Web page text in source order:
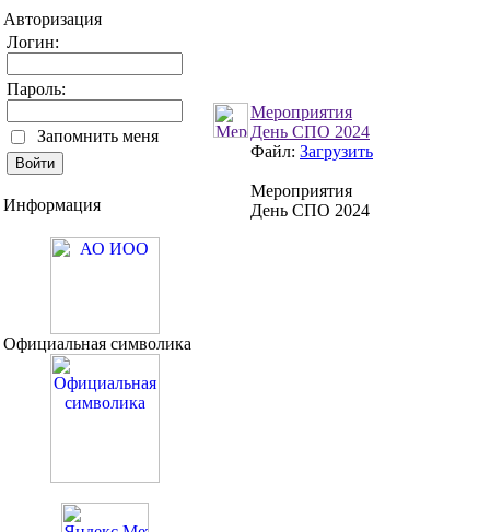
Авторизация
Логин:
Пароль:
Запомнить меня
Информация
Официальная символика
Мероприятия
День СПО 2024
Файл: Загрузить
Мероприятия
День СПО 2024